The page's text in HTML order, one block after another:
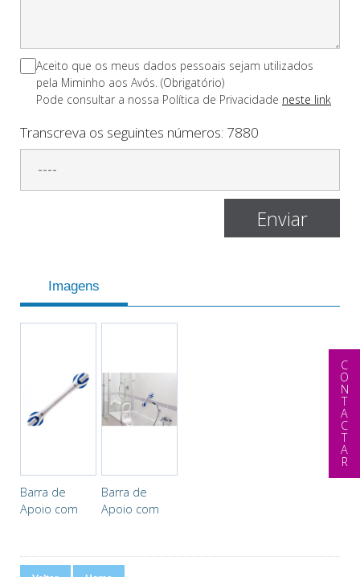
Aceito que os meus dados pessoais sejam utilizados
pela Miminho aos Avós. (Obrigatório)
Pode consultar a nossa Polí­tica de Privacidade neste link
Transcreva os seguintes números: 7880
Imagens
Barra de
Apoio com
Barra de
Apoio com
CONTACTAR